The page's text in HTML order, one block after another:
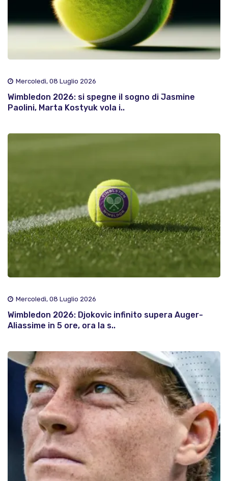
Mercoledì, 08 Luglio 2026
Wimbledon 2026: si spegne il sogno di Jasmine
Paolini, Marta Kostyuk vola i..
Mercoledì, 08 Luglio 2026
Wimbledon 2026: Djokovic infinito supera Auger-
Aliassime in 5 ore, ora la s..